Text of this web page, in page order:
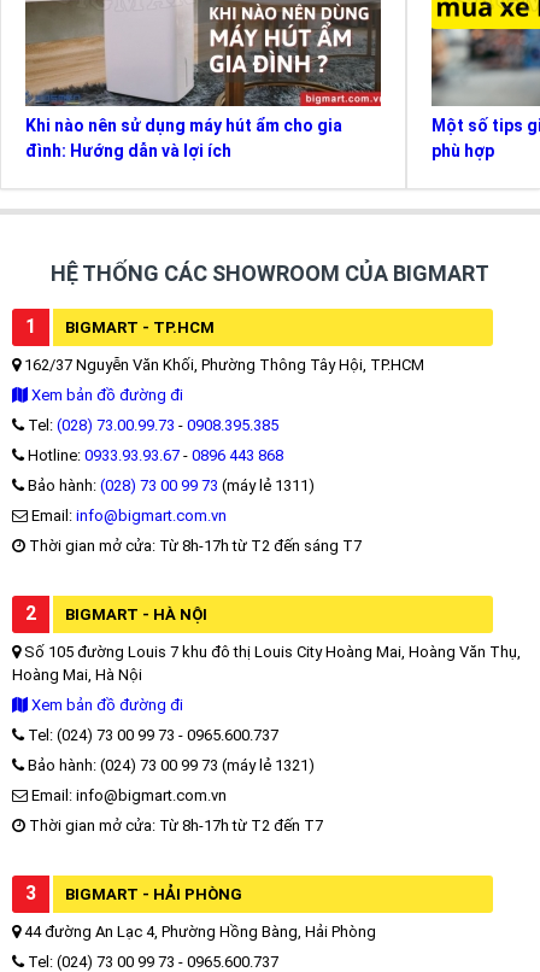
Khi nào nên sử dụng máy hút ẩm cho gia
đình: Hướng dẫn và lợi ích
Một số tips
phù hợp
HỆ THỐNG CÁC SHOWROOM CỦA BIGMART
1 BIGMART - TP.HCM
162/37 Nguyễn Văn Khối, Phường Thông Tây Hội, TP.HCM
Xem bản đồ đường đi
Tel: (028) 73.00.99.73 - 0908.395.385
Hotline: 0933.93.93.67 - 0896 443 868
Bảo hành: (028) 73 00 99 73 (máy lẻ 1311)
Email: info@bigmart.com.vn
Thời gian mở cửa: Từ 8h-17h từ T2 đến sáng T7
2 BIGMART - HÀ NỘI
Số 105 đường Louis 7 khu đô thị Louis City Hoàng Mai, Hoàng Văn Thụ,
Hoàng Mai, Hà Nội
Xem bản đồ đường đi
Tel: (024) 73 00 99 73 - 0965.600.737
Bảo hành: (024) 73 00 99 73 (máy lẻ 1321)
Email: info@bigmart.com.vn
Thời gian mở cửa: Từ 8h-17h từ T2 đến T7
3 BIGMART - HẢI PHÒNG
44 đường An Lạc 4, Phường Hồng Bàng, Hải Phòng
Tel: (024) 73 00 99 73 - 0965.600.737